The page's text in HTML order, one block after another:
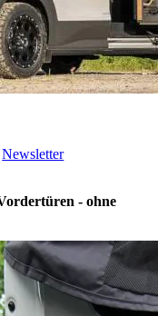
Newsletter
- ohne